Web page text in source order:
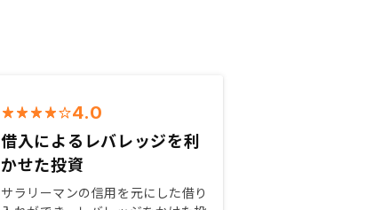
4.0
借入によるレバレッジを利
かせた投資
サラリーマンの信用を元にした借り